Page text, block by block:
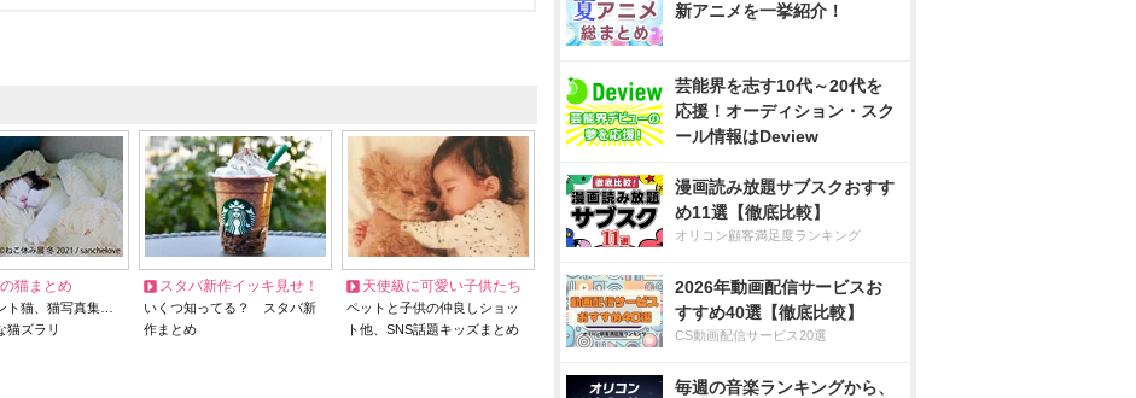
猫まとめ
ト猫、猫写真集…
猫ズラリ
スタバ新作イッキ見せ！
いくつ知ってる？ スタバ新
作まとめ
天使級に可愛い子供たち
ペットと子供の仲良しショッ
ト他、SNS話題キッズまとめ
新アニメを一挙紹介！
芸能界を志す10代～20代を
応援！オーディション・スク
ール情報はDeview
漫画読み放題サブスクおすす
め11選【徹底比較】
オリコン顧客満足度ランキング
2026年動画配信サービスお
すすめ40選【徹底比較】
CS動画配信サービス20選
毎週の音楽ランキングから、